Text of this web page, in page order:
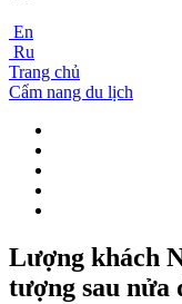
En
Ru
Trang chủ
Cẩm nang du lịch
Lượng khách
tượng sau nửa